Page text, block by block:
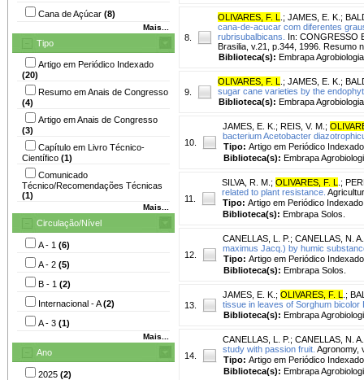
Cana de Açúcar (8)
Mais...
Tipo
Artigo em Periódico Indexado
(20)
Resumo em Anais de Congresso
(4)
Artigo em Anais de Congresso
(3)
Capítulo em Livro Técnico-
Científico (1)
Comunicado
Técnico/Recomendações Técnicas
(1)
Mais...
Circulação/Nível
A - 1 (6)
A - 2 (5)
B - 1 (2)
Internacional - A(2)
A - 3 (1)
Mais...
Ano
2025 (2)
8.
OLIVARES, F. L ; JAMES, E. K. ;
cana-de-acucar com diferentes
rubrisubalbicans.
In: CONGRESSO
Brasilia, v.21, p.344, 1996. Resumo
Biblioteca(s): Embrapa
9.
OLIVARES, F. L ; JAMES, E. K. ;
sugar cane varieties by the
Biblioteca(s): Embrapa
10.
JAMES, E. K. ; REIS, V. M. ;
bacterium Acetobacter
Tipo: Artigo em Periódico Indexado
Biblioteca(s): Embrapa
11.
SILVA, R. M. ; OLIVARES, F. L ;
related to plant resistance.
Tipo: Artigo em Periódico Indexado
Biblioteca(s): Embrapa Solos.
12.
CANELLAS, L. P. ; CANELLAS, N. A.
maximus Jacq.) by humic
Tipo: Artigo em Periódico Indexado
Biblioteca(s): Embrapa Solos.
13.
JAMES, E. K. ; OLIVARES, F. L ;
tissue in leaves of Sorghum bicolor
Biblioteca(s): Embrapa
14.
CANELLAS, L. P. ; CANELLAS, N. A.
study with passion fruit. Agronomy,
Tipo: Artigo em Periódico Indexado
Biblioteca(s): Embrapa